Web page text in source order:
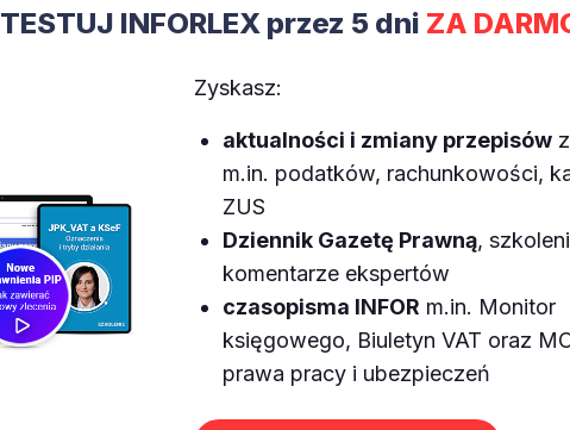
TESTUJ INFORLEX przez 5 dni ZA
Zyskasz:
aktualności i zmiany przepisówz
m.in. podatków, rachunkowości,
ZUS
Dziennik Gazetę Prawną,
komentarze ekspertów
czasopisma INFOR m.in. Monitor
księgowego, Biuletyn VAT oraz
prawa pracy i ubezpieczeń